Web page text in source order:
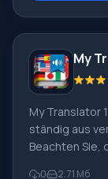
Windows von
My
My Translator
ständig aus
Beachten Sie,
0 2.71 Мб